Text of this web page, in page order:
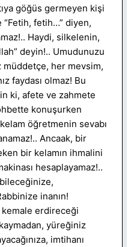
göğüs germeyen kişi
“Fetih, fetih…” diyen,
Haydi, silkelenin,
deyin!.. Umudunuzu
müddetçe, her mevsim,
faydası olmaz! Bu
ki, afete ve zahmete
konuşurken
öğretmenin sevabı
Ancaak, bir
bir kelamın ihmalini
hesaplayamaz!..
inanın!
kemale erdireceği
yüreğiniz
imtihanı